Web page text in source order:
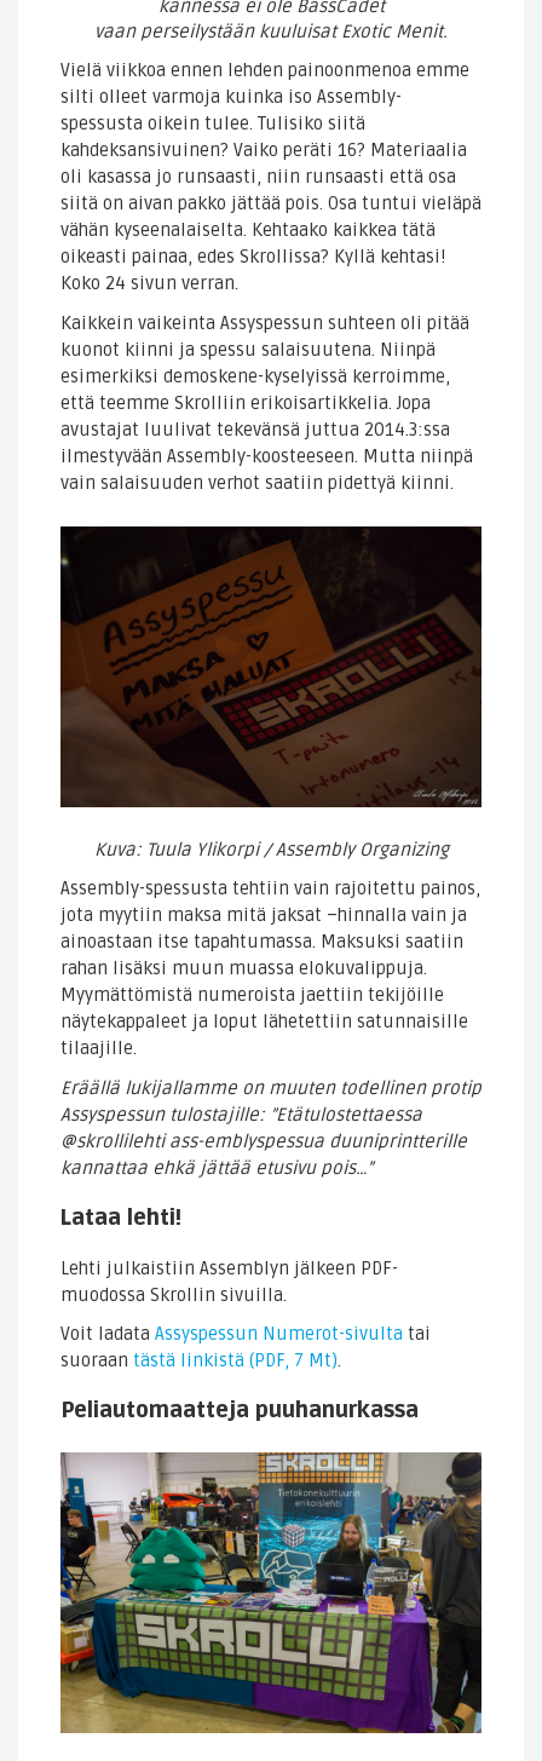
kannessa ei ole BassCadet
vaan perseilystään kuuluisat Exotic Menit.
Vielä viikkoa ennen lehden painoonmenoa emme
silti olleet varmoja kuinka iso Assembly-
spessusta oikein tulee. Tulisiko siitä
kahdeksansivuinen? Vaiko peräti 16? Materiaalia
oli kasassa jo runsaasti, niin runsaasti että osa
siitä on aivan pakko jättää pois. Osa tuntui vieläpä
vähän kyseenalaiselta. Kehtaako kaikkea tätä
oikeasti painaa, edes Skrollissa? Kyllä kehtasi!
Koko 24 sivun verran.
Kaikkein vaikeinta Assyspessun suhteen oli pitää
kuonot kiinni ja spessu salaisuutena. Niinpä
esimerkiksi demoskene-kyselyissä kerroimme,
että teemme Skrolliin erikoisartikkelia. Jopa
avustajat luulivat tekevänsä juttua 2014.3:ssa
ilmestyvään Assembly-koosteeseen. Mutta niinpä
vain salaisuuden verhot saatiin pidettyä kiinni.
Kuva: Tuula Ylikorpi / Assembly Organizing
Assembly-spessusta tehtiin vain rajoitettu painos,
jota myytiin maksa mitä jaksat –hinnalla vain ja
ainoastaan itse tapahtumassa. Maksuksi saatiin
rahan lisäksi muun muassa elokuvalippuja.
Myymättömistä numeroista jaettiin tekijöille
näytekappaleet ja loput lähetettiin satunnaisille
tilaajille.
Eräällä lukijallamme on muuten todellinen protip
Assyspessun tulostajille: ”Etätulostettaessa
@skrollilehti ass-emblyspessua duuniprintterille
kannattaa ehkä jättää etusivu pois…”
Lataa lehti!
Lehti julkaistiin Assemblyn jälkeen PDF-
muodossa Skrollin sivuilla.
Voit ladata Assyspessun Numerot-sivulta tai
suoraan tästä linkistä (PDF, 7 Mt).
Peliautomaatteja puuhanurkassa